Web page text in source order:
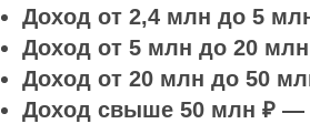
Доход от 2,4 млн до 5
Доход от 5 млн до 20
Доход от 20 млн до 50
Доход свыше 50 млн ₽ —